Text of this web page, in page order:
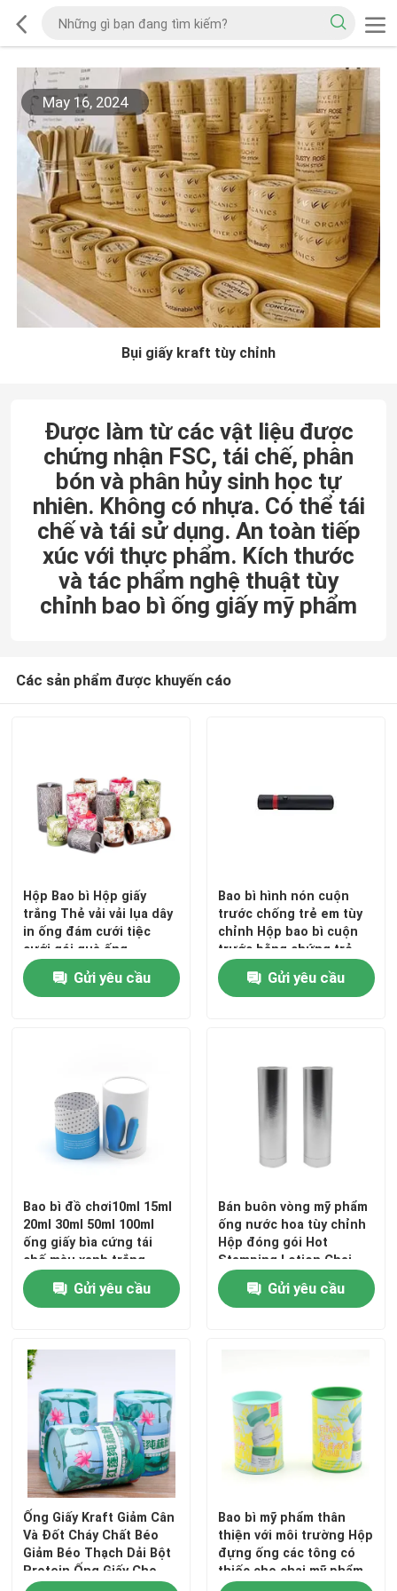
May 16, 2024
Bụi giấy kraft tùy chỉnh
Được làm từ các vật liệu được
chứng nhận FSC, tái chế, phân
bón và phân hủy sinh học tự
nhiên. Không có nhựa. Có thể tái
chế và tái sử dụng. An toàn tiếp
xúc với thực phẩm. Kích thước
và tác phẩm nghệ thuật tùy
chỉnh bao bì ống giấy mỹ phẩm
Các sản phẩm được khuyến cáo
Hộp Bao bì Hộp giấy
trắng Thẻ vải vải lụa dây
in ống đám cưới tiệc
cưới gói quà ống
Gửi yêu cầu
Bao bì hình nón cuộn
trước chống trẻ em tùy
chỉnh Hộp bao bì cuộn
trước bằng chứng trẻ
em
Gửi yêu cầu
Bao bì đồ chơi10ml 15ml
20ml 30ml 50ml 100ml
ống giấy bìa cứng tái
chế màu xanh trắng
Gửi yêu cầu
Bán buôn vòng mỹ phẩm
ống nước hoa tùy chỉnh
Hộp đóng gói Hot
Stamping Lotion Chai
Bar Container Giấy quà
tặng Kraft Bồn tắm
Gửi yêu cầu
Ống Giấy Kraft Giảm Cân
Và Đốt Cháy Chất Béo
Giảm Béo Thạch Dải Bột
Protein Ống Giấy Cho
Bao bì mỹ phẩm thân
thiện với môi trường Hộp
đựng ống các tông có
thiếc cho chai mỹ phẩm